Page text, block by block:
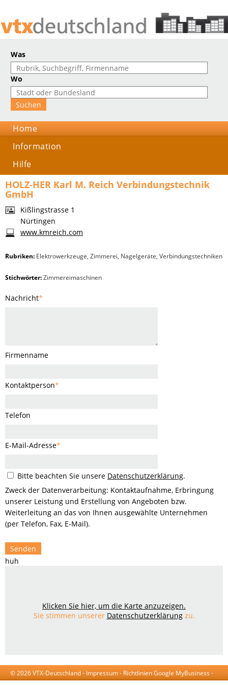
Was
Wo
Home
Information
Hilfe
HOLZ-HER Karl M. Reich Verbindungstechnik
GmbH
Kißlingstrasse 1
Nürtingen
www.kmreich.com
Rubriken: Elektrowerkzeuge, Zimmerei, Nagelgeräte, Verbindungstechniken
Stichwörter:Zimmereimaschinen
Nachricht*
Firmenname
Kontaktperson*
Telefon
E-Mail-Adresse*
Bitte beachten Sie unsere Datenschutzerklärung.
Zweck der Datenverarbeitung: Kontaktaufnahme, Erbringung
unserer Leistung und Erstellung von Angeboten bzw.
Weiterleitung an das von Ihnen ausgewählte Unternehmen
(per Telefon, Fax, E-Mail).
Senden
huh
Klicken Sie hier, um die Karte anzuzeigen.
Sie stimmen unserer Datenschutzerklärungzu.
© 2026 VTX-Deutschland - Impressum- Richtlinien Google MyBusiness -
AGB-Datenschutzerklärung